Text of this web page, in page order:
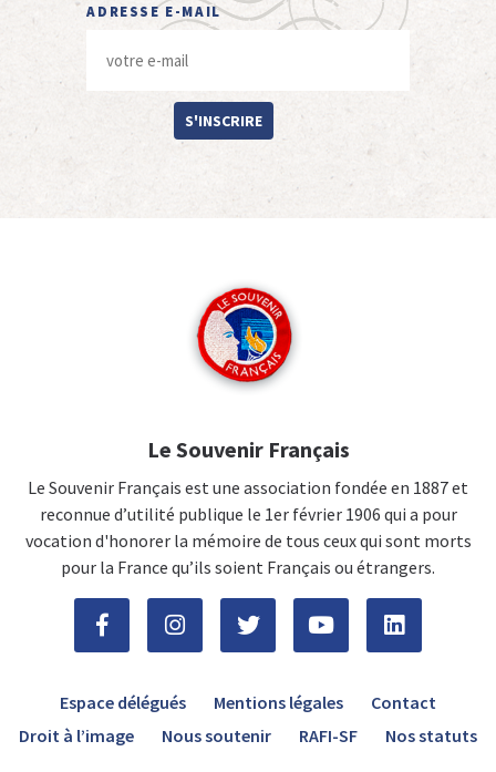
ADRESSE E-MAIL
S'INSCRIRE
Le Souvenir Français
Le Souvenir Français est une association fondée en 1887 et
reconnue d’utilité publique le 1er février 1906 qui a pour
vocation d'honorer la mémoire de tous ceux qui sont morts
pour la France qu’ils soient Français ou étrangers.
Espace délégués Mentions légales
Contact
Droit à l’image
Nous soutenir RAFI-SF Nos statuts